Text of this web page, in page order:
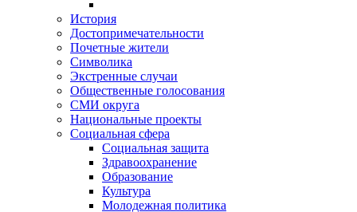
История
Достопримечательности
Почетные жители
Символика
Экстренные случаи
Общественные голосования
СМИ округа
Национальные проекты
Социальная сфера
Социальная защита
Здравоохранение
Образование
Культура
Молодежная политика